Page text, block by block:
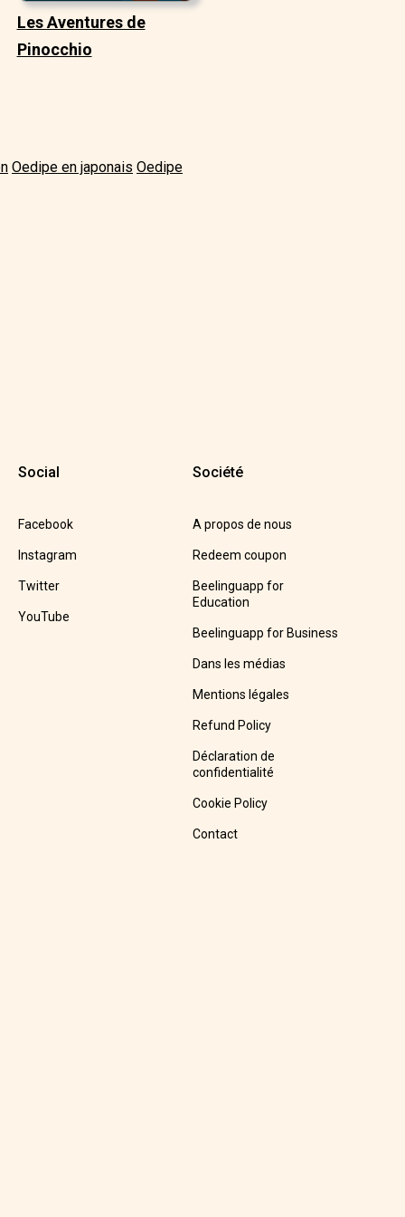
Les Aventures de
Pinocchio
Oedipe en japonais Oedipe
Social
Facebook
Instagram
Twitter
YouTube
Société
A propos de nous
Redeem coupon
Beelinguapp for
Education
Beelinguapp for Business
Dans les médias
Mentions légales
Refund Policy
Déclaration de
confidentialité
Cookie Policy
Contact